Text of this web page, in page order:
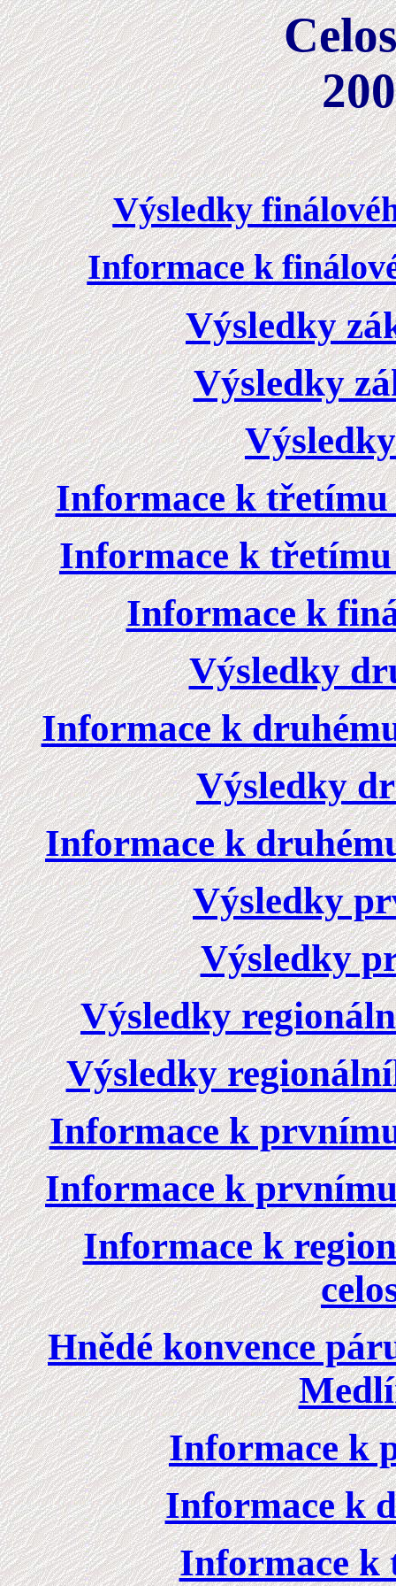
Výsledky
Informace k
Výsledky
Výsledky
Informace k
Informace k
Informace k
Výsledky
Informace k
Výsledky
Informace k
Výsledky
Výsledky
Výsledky
Výsledky
Informace k
Informace k
Informace k
Hnědé konvence
Informace k
Informace k
Informace k